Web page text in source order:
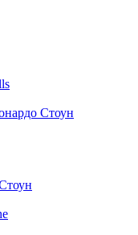
Стоун